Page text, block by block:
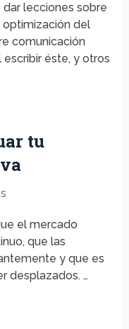
lecciones sobre
del
comunicación
escribir éste, y otros
tu
el mercado
que las
y que es
desplazados. …